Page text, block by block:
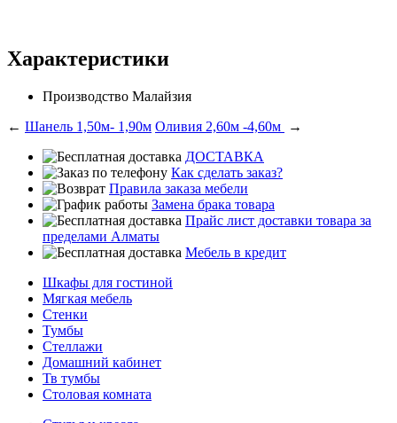
Характеристики
Производство Малайзия
← Шанель 1,50м- 1,90м Оливия 2,60м -4,60м
→
ДОСТАВКА
Как сделать заказ?
Правила заказа мебели
Замена брака товара
Прайс лист доставки товара за
пределами Алматы
Мебель в кредит
Шкафы для гостиной
Мягкая мебель
Стенки
Тумбы
Стеллажи
Домашний кабинет
Тв тумбы
Столовая комната